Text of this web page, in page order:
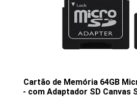
Cartão de Memória 64GB
- com Adaptador SD Canvas